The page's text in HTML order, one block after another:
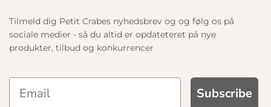
Tilmeld dig Petit Crabes nyhedsbrev og og følg os på
sociale medier - så du altid er opdateteret på nye
produkter, tilbud og konkurrencer
Subscribe